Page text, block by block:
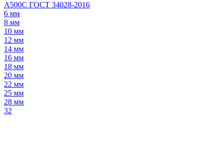
А500С ГОСТ 34028-2016
6 мм
8 мм
10 мм
12 мм
14 мм
16 мм
18 мм
20 мм
22 мм
25 мм
28 мм
32